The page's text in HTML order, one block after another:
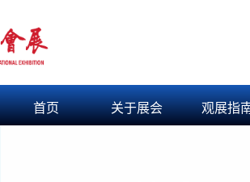
首页 关于展会 观展指